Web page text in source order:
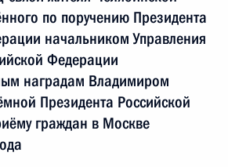
по поручению Президента
начальником Управления
Федерации
наградам Владимиром
Президента Российской
граждан в Москве